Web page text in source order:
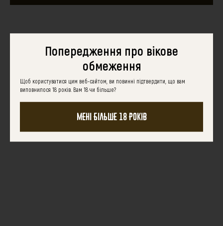
Попередження про вікове
обмеження
Щоб користуватися цим веб-сайтом, ви повинні підтвердити, що вам
виповнилося 18 років. Вам 18 чи більше?
Мені більше 18 років